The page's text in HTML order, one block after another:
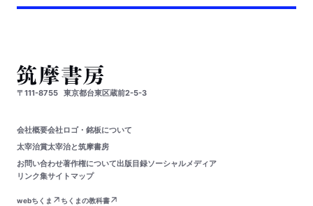
〒111-8755 東京都台東区蔵前2-5-3
会社概要会社ロゴ・銘板について
太宰治賞太宰治と筑摩書房
お問い合わせ著作権について出版目録ソーシャルメディア
リンク集サイトマップ
webちくま
ちくまの教科書